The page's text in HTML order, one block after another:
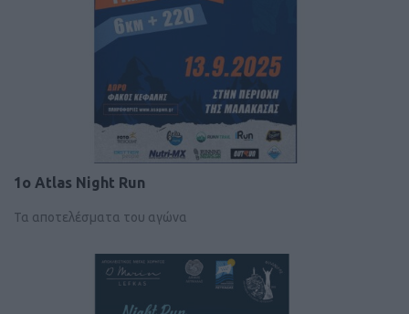
1ο Atlas Night Run
Τα αποτελέσματα του αγώνα